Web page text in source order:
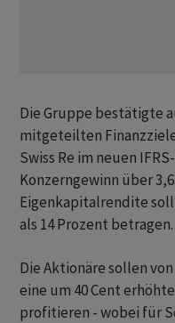
Die Gruppe bestätigte
mitgeteilten
Swiss Re im neuen
Konzerngewinn über
Eigenkapitalrendite
als 14 Prozent betragen.
Die Aktionäre sollen
eine um 40 Cent
profitieren - wobei für